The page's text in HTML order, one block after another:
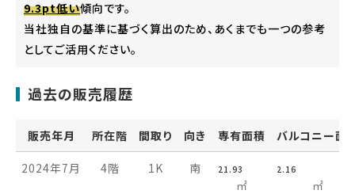
9.3pt低い傾向です。
当社独自の基準に基づく算出のため、あくまでも一つの参考
としてご活用ください。
過去の販売履歴
販売年月 所在階 間取り 向き 専有面積 バルコニー面
2024年7月 4階 1K 南 21.93
㎡
2.16
㎡